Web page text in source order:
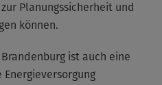
Planungssicherheit und
können.
ist auch eine